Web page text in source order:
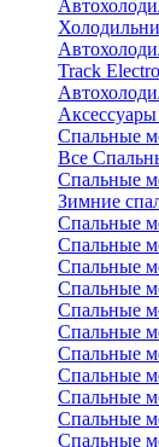
Track
Спальные
Все
Спальные
Зимние
Спальные
Спальные
Спальные
Спальные
Спальные
Cпальные
Спальные
Спальные
Спальные
Спальные
Спальные